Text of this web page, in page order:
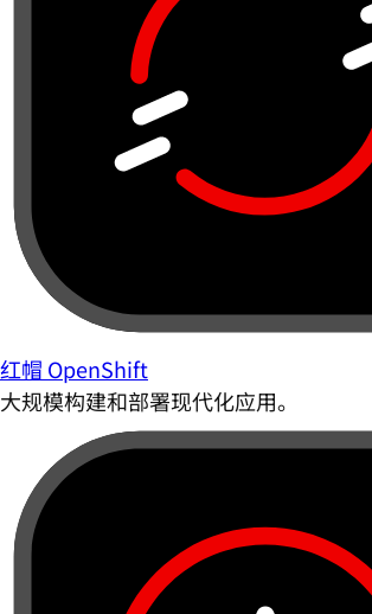
红帽 OpenShift
大规模构建和部署现代化应用。